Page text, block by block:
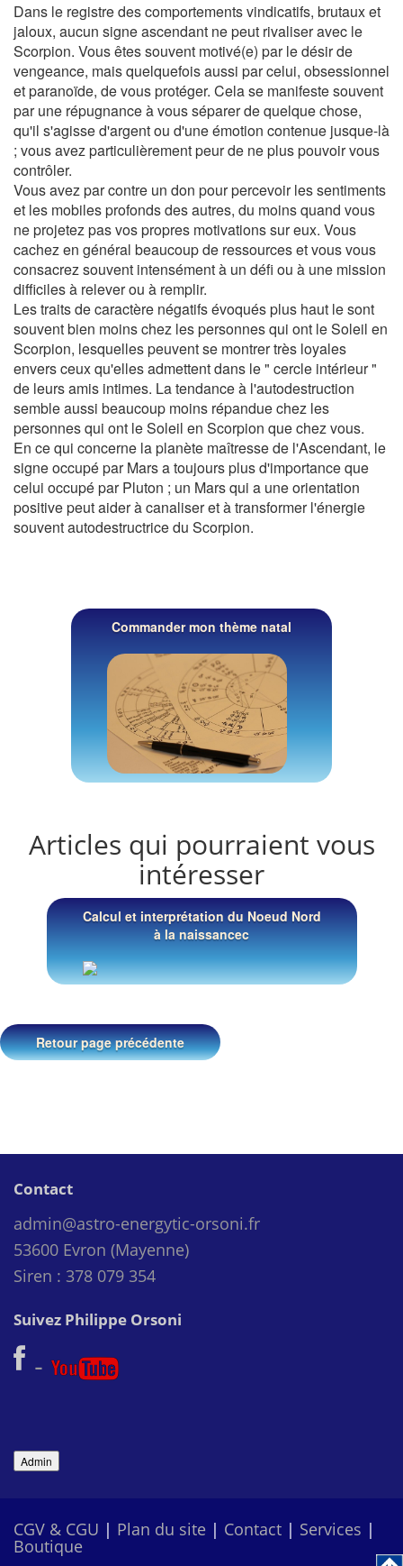
Dans le registre des comportements vindicatifs, brutaux et
jaloux, aucun signe ascendant ne peut rivaliser avec le
Scorpion. Vous êtes souvent motivé(e) par le désir de
vengeance, mais quelquefois aussi par celui, obsessionnel
et paranoïde, de vous protéger. Cela se manifeste souvent
par une répugnance à vous séparer de quelque chose,
qu'il s'agisse d'argent ou d'une émotion contenue jusque-là
; vous avez particulièrement peur de ne plus pouvoir vous
contrôler.
Vous avez par contre un don pour percevoir les sentiments
et les mobiles profonds des autres, du moins quand vous
ne projetez pas vos propres motivations sur eux. Vous
cachez en général beaucoup de ressources et vous vous
consacrez souvent intensément à un défi ou à une mission
difficiles à relever ou à remplir.
Les traits de caractère négatifs évoqués plus haut le sont
souvent bien moins chez les personnes qui ont le Soleil en
Scorpion, lesquelles peuvent se montrer très loyales
envers ceux qu'elles admettent dans le " cercle intérieur "
de leurs amis intimes. La tendance à l'autodestruction
semble aussi beaucoup moins répandue chez les
personnes qui ont le Soleil en Scorpion que chez vous.
En ce qui concerne la planète maîtresse de l'Ascendant, le
signe occupé par Mars a toujours plus d'importance que
celui occupé par Pluton ; un Mars qui a une orientation
positive peut aider à canaliser et à transformer l'énergie
souvent autodestructrice du Scorpion.
Commander mon thème natal
Articles qui pourraient vous
intéresser
Calcul et interprétation du Noeud Nord
à la naissancec
Retour page précédente
Contact
admin@astro-energytic-orsoni.fr
53600 Evron (Mayenne)
Siren : 378 079 354
Suivez Philippe Orsoni
-
CGV & CGU | Plan du site | Contact | Services |
Boutique